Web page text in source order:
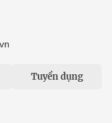
Tuyển dụng